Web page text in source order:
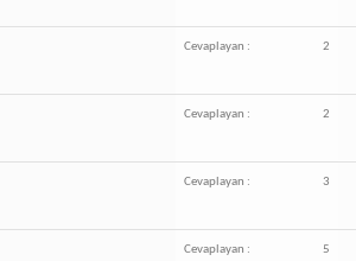
Cevaplayan : 2
Cevaplayan : 2
Cevaplayan : 3
Cevaplayan : 5